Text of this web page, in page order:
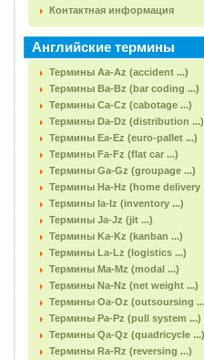
Контактная информация
Английские термины
Термины Aa-Az (accident ...)
Термины Ba-Bz (bar coding ...)
Термины Ca-Cz (cabotage ...)
Термины Da-Dz (distribution ...)
Термины Ea-Ez (euro-pallet ...)
Термины Fa-Fz (flat car ...)
Термины Ga-Gz (groupage ...)
Термины Ha-Hz (home delivery
Термины Ia-Iz (inventory ...)
Термины Ja-Jz (jit ...)
Термины Ka-Kz (kanban ...)
Термины La-Lz (logistics ...)
Термины Ma-Mz (modal ...)
Термины Na-Nz (net weight ...)
Термины Oa-Oz (outsoursing
Термины Pa-Pz (pull system ...)
Термины Qa-Qz (quadricycle ...)
Термины Ra-Rz (reversing ...)